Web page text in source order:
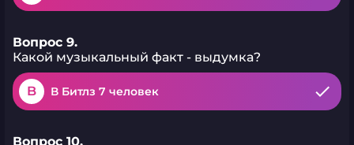
Вопрос 9.
Какой музыкальный факт - выдумка?
B В Битлз 7 человек
Вопрос 10.